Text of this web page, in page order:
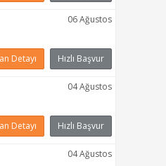
Detayı Hızlı Başvur
06 Ağustos
Detayı Hızlı Başvur
04 Ağustos
04 Ağustos